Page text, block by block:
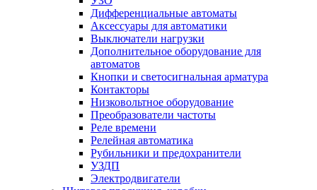
Дифференциальные автоматы
Аксессуары для автоматики
Выключатели нагрузки
Дополнительное оборудование для
автоматов
Кнопки и светосигнальная арматура
Контакторы
Низковольтное оборудование
Преобразователи частоты
Реле времени
Релейная автоматика
Рубильники и предохранители
УЗДП
Электродвигатели